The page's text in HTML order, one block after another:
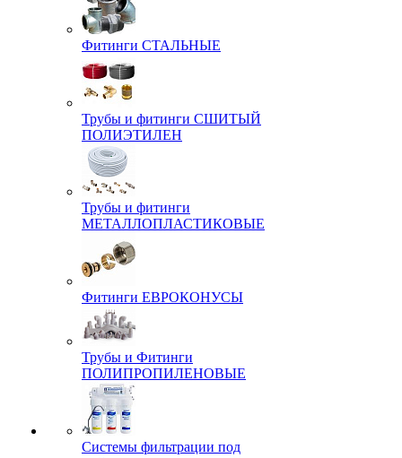
Фитинги СТАЛЬНЫЕ
Трубы и фитинги СШИТЫЙ
ПОЛИЭТИЛЕН
Трубы и фитинги
МЕТАЛЛОПЛАСТИКОВЫЕ
Фитинги ЕВРОКОНУСЫ
Трубы и Фитинги
ПОЛИПРОПИЛЕНОВЫЕ
Системы фильтрации под